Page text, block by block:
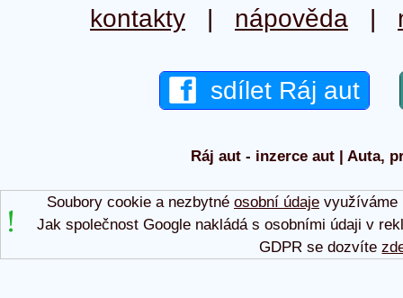
kontakty | nápověda |
sdílet Ráj aut
Ráj aut - inzerce aut | Auta,
Soubory cookie a nezbytné osobní údajevyužíváme
Jak společnost Google nakládá s osobními údaji v
GDPR se dozvíte